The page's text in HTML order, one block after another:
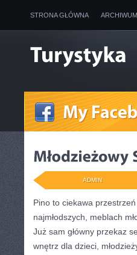
STRONA GŁÓWNA ARCHIWUM
ADMIN
Pino to ciekawa
najmłodszych, meblach
Już sam główny przekaz
wnętrz dla dzieci,